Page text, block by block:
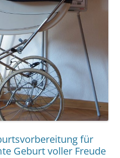
für
Geburt voller Freude